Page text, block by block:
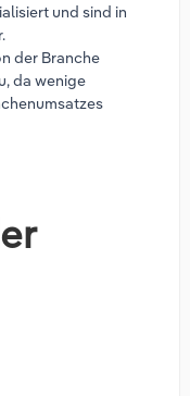
und sind in
der Branche
da wenige